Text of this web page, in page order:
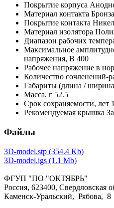
Покрытие корпуса
Материал контакта Бронза
Покрытие контакта
Материал изолятора
Диапазон рабочих
Максимальное
напряжения, В 400
Рабочее напряжение в
Количество сочленений-
Габариты (длина /
Масса, г 52.5
Срок сохраняемости, лет
Рекомендуемая крышка
Файлы
3D-model.stp (354.4 Kb)
3D-model.igs (1.1 Mb)
ФГУП "ПО "ОКТЯБРЬ"
Россия, 623400, Свердловская
Каменск-Уральский, Рябова, 8